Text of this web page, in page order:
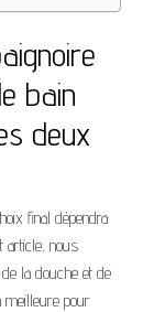
bain
deux
final dépendra
article, nous
la douche et de
meilleure pour